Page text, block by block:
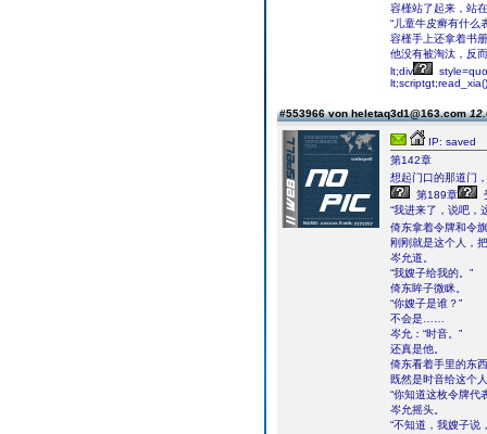
容槿站了起来，站
“儿童牛皮癣有什么
容槿手上还拿着书
他没有被淘汰，反
lt;div
#553966 von heletaq3d1@163.com
IP: saved
第142章
想起门口的那道门
第189章
“我进来了，说吧，
倚东拿着令牌和令
刚刚就是这个人，
岑允道。
“我嫂子给我的。”
倚东眸子微眯。
“你嫂子是谁？”
不会是……
岑允：“时音。”
还真是他。
倚东看着手里的东
既然是时音给这个
“你知道这枚令牌代
岑允摇头。
“不知道，我嫂子说